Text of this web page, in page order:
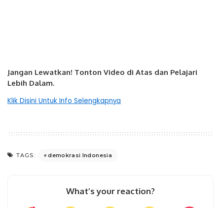
Jangan Lewatkan! Tonton Video di Atas dan Pelajari
Lebih Dalam.
Klik Disini Untuk Info Selengkapnya
TAGS: demokrasi Indonesia
What’s your reaction?